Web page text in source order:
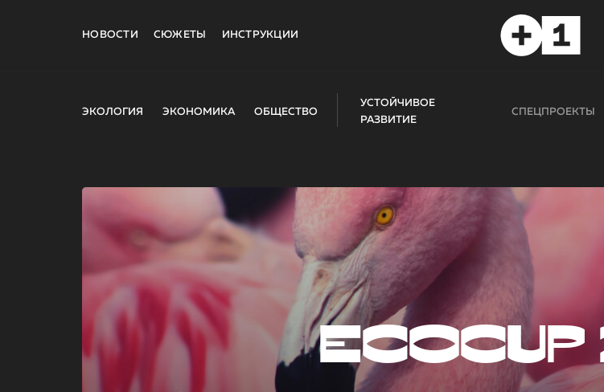
НОВОСТИ СЮЖЕТЫ ИНСТРУКЦИИ
ЭКОЛОГИЯ ЭКОНОМИКА ОБЩЕСТВО
УСТОЙЧИВОЕ
РАЗВИТИЕ
СПЕЦПРОЕКТЫ